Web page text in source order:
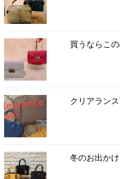
買うならこ
クリアラン
冬のお出か